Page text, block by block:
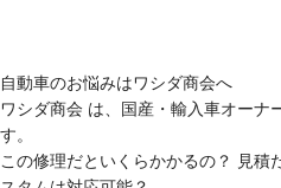
自動車のお悩みはワシダ商会へ
ワシダ商会 は、国産・輸入車オーナ
す。
この修理だといくらかかるの？ 見積